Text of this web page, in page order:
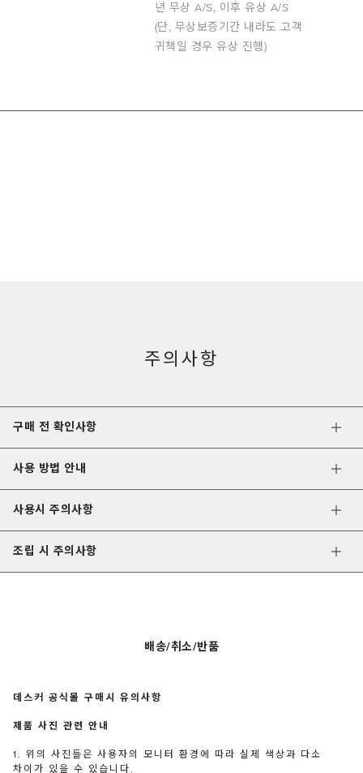
년 무상 A/S, 이후 유상 A/S
(단, 무상보증기간 내라도 고객
귀책일 경우 유상 진행)
주의사항
구매 전 확인사항
사용 방법 안내
사용시 주의사항
조립 시 주의사항
배송/취소/반품
데스커 공식몰 구매시 유의사항
제품 사진 관련 안내
1. 위의 사진들은 사용자의 모니터 환경에 따라 실제 색상과 다소
차이가 있을 수 있습니다.